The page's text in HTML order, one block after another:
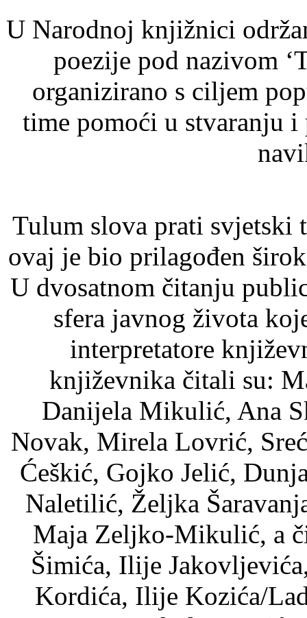
U Narodnoj knjižnici
poezije pod nazivom
organizirano s ciljem
time pomoći u stvaranju
Tulum slova prati svjetski
ovaj je bio prilagođen
U dvosatnom čitanju
sfera javnog života
interpretatore
književnika čitali su:
Danijela Mikulić, Ana
Novak, Mirela Lovrić,
Ćeškić, Gojko Jelić,
Naletilić, Željka
Maja Zeljko-Mikulić, a
Šimića, Ilije
Kordića, Ilije Kozića/